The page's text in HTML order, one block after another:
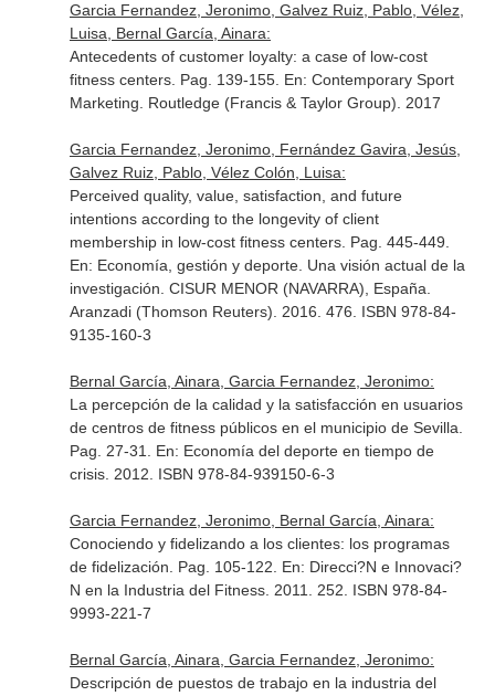
Garcia Fernandez, Jeronimo, Galvez Ruiz, Pablo, Vélez,
Luisa, Bernal García, Ainara:
Antecedents of customer loyalty: a case of low-cost
fitness centers. Pag. 139-155. En: Contemporary Sport
Marketing . Routledge (Francis & Taylor Group). 2017
Garcia Fernandez, Jeronimo, Fernández Gavira, Jesús,
Galvez Ruiz, Pablo, Vélez Colón, Luisa:
Perceived quality, value, satisfaction, and future
intentions according to the longevity of client
membership in low-cost fitness centers. Pag. 445-449.
En: Economía, gestión y deporte. Una visión actual de la
investigación . CISUR MENOR (NAVARRA), España.
Aranzadi (Thomson Reuters). 2016. 476. ISBN 978-84-
9135-160-3
Bernal García, Ainara, Garcia Fernandez, Jeronimo:
La percepción de la calidad y la satisfacción en usuarios
de centros de fitness públicos en el municipio de Sevilla.
Pag. 27-31. En: Economía del deporte en tiempo de
crisis. 2012. ISBN 978-84-939150-6-3
Garcia Fernandez, Jeronimo, Bernal García, Ainara:
Conociendo y fidelizando a los clientes: los programas
de fidelización. Pag. 105-122. En: Direcci?N e Innovaci?
N en la Industria del Fitness. 2011. 252. ISBN 978-84-
9993-221-7
Bernal García, Ainara, Garcia Fernandez, Jeronimo:
Descripción de puestos de trabajo en la industria del